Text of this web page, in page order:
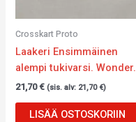
Crosskart Proto
Laakeri Ensimmäinen
alempi tukivarsi. Wonder.
21,70€ (sis. alv: 21,70 €)
LISÄÄ OSTOSKORIIN